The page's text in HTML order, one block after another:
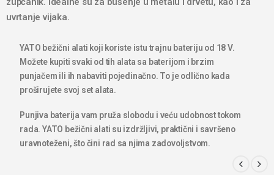
uvrtanje vijaka.
YATO bežični alati koji koriste istu trajnu bateriju od 18 V.
Možete kupiti svaki od tih alata sa baterijom i brzim
punjačem ili ih nabaviti pojedinačno. To je odlično kada
proširujete svoj set alata.
Punjiva baterija vam pruža slobodu i veću udobnost tokom
rada. YATO bežični alati su izdržljivi, praktični i savršeno
uravnoteženi, što čini rad sa njima zadovoljstvom.